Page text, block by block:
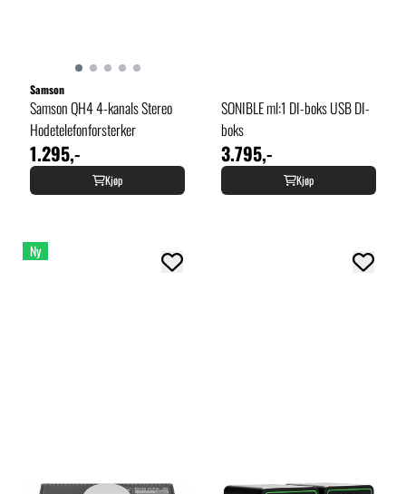
Samson
Samson QH4 4-kanals Stereo
Hodetelefonforsterker
1.295,-
Kjøp
SONIBLE ml:1 DI-boks USB DI-
boks
3.795,-
Kjøp
Ny